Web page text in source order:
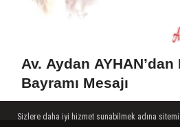
Av. Aydan
Bayramı Mesajı
Sizlere daha iyi hizmet sunabilmek adına